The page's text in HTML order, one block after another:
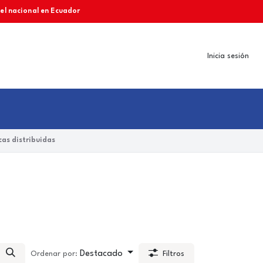
nacional en Ecuador
Inicia sesión
distribuidas
Ordenar por: Destacado Filtros